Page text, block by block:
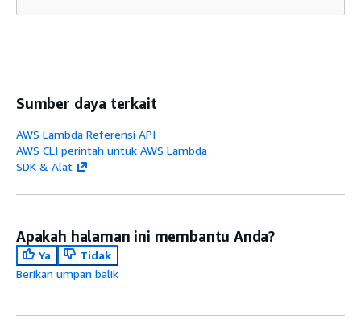
Sumber daya terkait
AWS Lambda Referensi API
AWS CLI perintah untuk AWS Lambda
SDK & Alat
Apakah halaman ini membantu Anda?
Ya
Tidak
Berikan umpan balik